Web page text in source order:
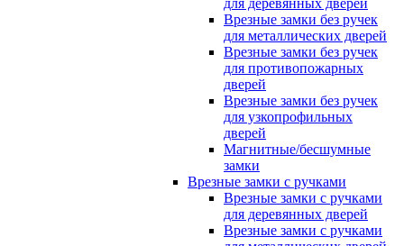
для деревянных дверей
Врезные замки без ручек
для металлических дверей
Врезные замки без ручек
для противопожарных
дверей
Врезные замки без ручек
для узкопрофильных
дверей
Магнитные/бесшумные
замки
Врезные замки с ручками
Врезные замки с ручками
для деревянных дверей
Врезные замки с ручками